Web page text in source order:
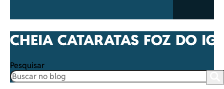
CHEIA CATARATAS FOZ DO
Pesquisar